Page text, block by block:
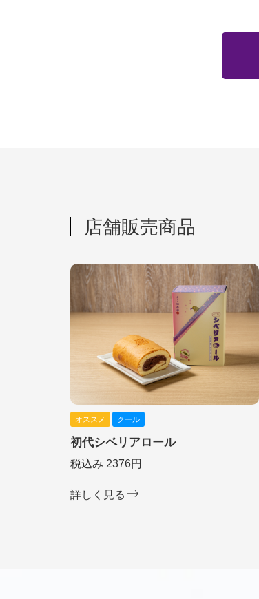
店舗販売商品
オススメ クール
初代シベリアロール
税込み 2376円
詳しく見る